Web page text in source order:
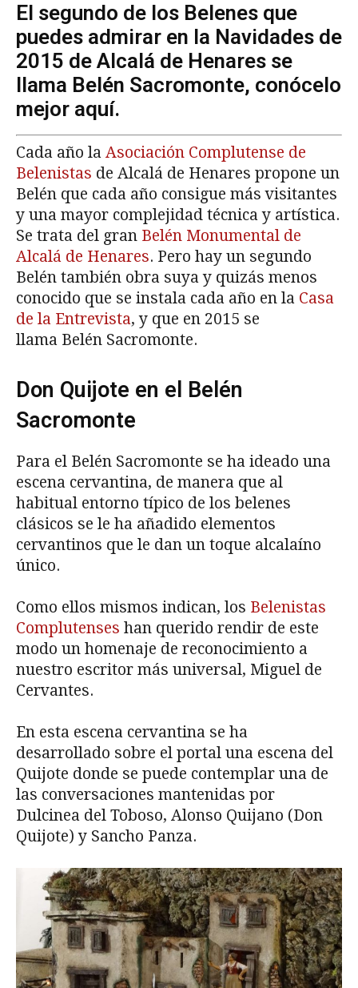
El segundo de los Belenes que
puedes admirar en la Navidades de
2015 de Alcalá de Henares se
llama Belén Sacromonte, conócelo
mejor aquí.
Cada año la Asociación Complutense de
Belenistas de Alcalá de Henares propone un
Belén que cada año consigue más visitantes
y una mayor complejidad técnica y artística.
Se trata del gran Belén Monumental de
Alcalá de Henares. Pero hay un segundo
Belén también obra suya y quizás menos
conocido que se instala cada año en la Casa
de la Entrevista, y que en 2015 se
llama Belén Sacromonte.
Don Quijote en el Belén
Sacromonte
Para el Belén Sacromonte se ha ideado una
escena cervantina, de manera que al
habitual entorno típico de los belenes
clásicos se le ha añadido elementos
cervantinos que le dan un toque alcalaíno
único.
Como ellos mismos indican, los Belenistas
Complutenses han querido rendir de este
modo un homenaje de reconocimiento a
nuestro escritor más universal, Miguel de
Cervantes.
En esta escena cervantina se ha
desarrollado sobre el portal una escena del
Quijote donde se puede contemplar una de
las conversaciones mantenidas por
Dulcinea del Toboso, Alonso Quijano (Don
Quijote) y Sancho Panza.